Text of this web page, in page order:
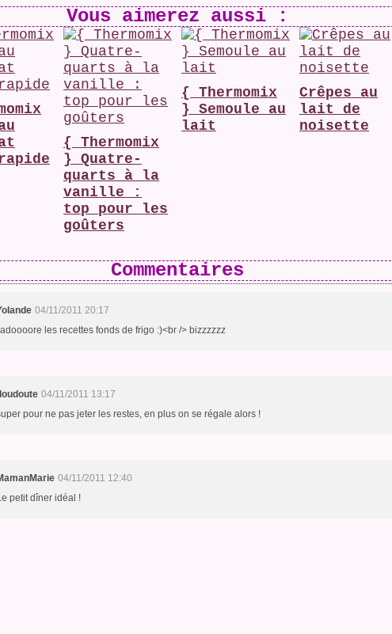
Vous aimerez aussi :
{ Thermomix
} Quatre-
quarts à la
vanille :
top pour les
goûters
{ Thermomix
} Semoule au
lait
Crêpes au
lait de
noisette
Commentaires
04/11/2011 20:17
les recettes fonds de frigo :)<br /> bizzzzzz
04/11/2011 13:17
pour ne pas jeter les restes, en plus on se régale alors !
04/11/2011 12:40
petit dîner idéal !